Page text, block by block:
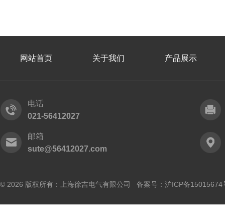
网站首页 关于我们 产品展示
电话
021-56412027
邮箱
sute@56412027.com
© 2026 版权所有：上海徐吉电气有限公司 备案号： 沪ICP备15015674